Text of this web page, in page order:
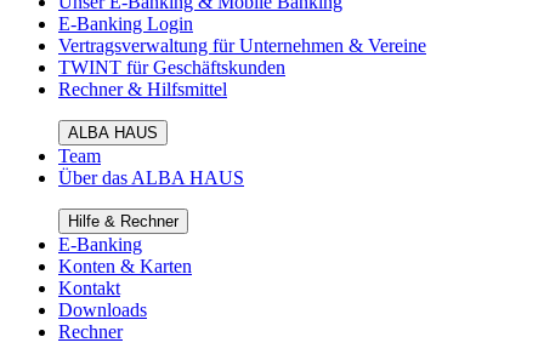
E-Banking Login
Vertragsverwaltung für Unternehmen & Vereine
TWINT für Geschäftskunden
Rechner & Hilfsmittel
ALBA HAUS
Team
Über das ALBA HAUS
Hilfe & Rechner
E-Banking
Konten & Karten
Kontakt
Downloads
Rechner